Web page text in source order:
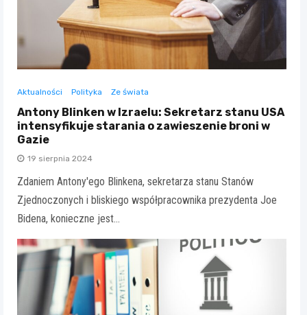
Aktualności Polityka Ze świata
Antony Blinken w Izraelu: Sekretarz stanu USA
intensyfikuje starania o zawieszenie broni w
Gazie
19 sierpnia 2024
Zdaniem Antony'ego Blinkena, sekretarza stanu Stanów
Zjednoczonych i bliskiego współpracownika prezydenta Joe
Bidena, konieczne jest…